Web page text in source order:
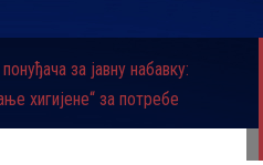
за јавну набавку:
хигијене“ за потребе